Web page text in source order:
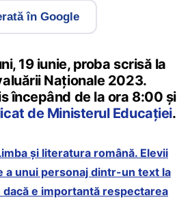
în Google
19 iunie, proba scrisă la
Naționale 2023.
începând de la ora 8:00 și
de Ministerul Educației.
și literatura română. Elevii
a unui personaj dintr-un text la
e importantă respectarea